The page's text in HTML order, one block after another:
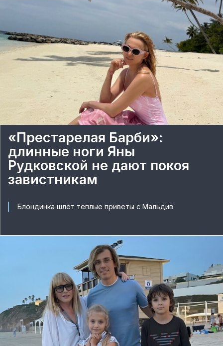
«Престарелая Барби»:
длинные ноги Яны
Рудковской не дают покоя
завистникам
Блондинка шлет теплые приветы с Мальдив